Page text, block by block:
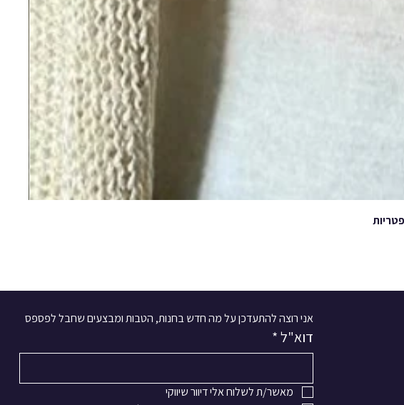
אני רוצה להתעדכן על מה חדש בחנות, הטבות ומבצעים שחבל לפספס
דוא"ל*
מאשר/ת לשלוח אלי דיוור שיווקי